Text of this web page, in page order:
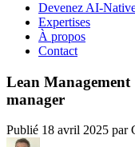
Devenez
Expertises
À propos
Contact
Lean
manager
Publié 18 avril 2025 par